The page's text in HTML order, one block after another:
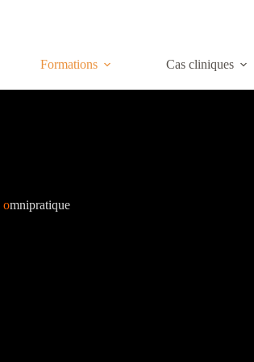
Formations Cas cliniques
omnipratique